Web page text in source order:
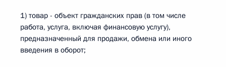
1) товар - объект гражданских прав (в том числе
работа, услуга, включая финансовую услугу),
предназначенный для продажи, обмена или иного
введения в оборот;